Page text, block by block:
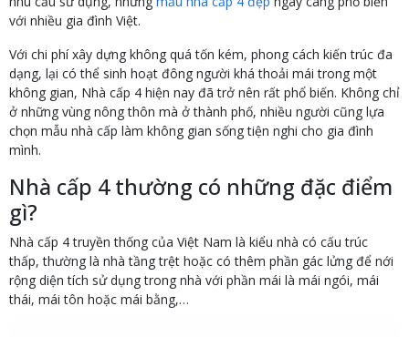
với nhiều gia đình Việt.
Với chi phí xây dựng không quá tốn kém, phong cách kiến trúc đa
dạng, lại có thể sinh hoạt đông người khá thoải mái trong một
không gian, Nhà cấp 4 hiện nay đã trở nên rất phổ biến. Không chỉ
ở những vùng nông thôn mà ở thành phố, nhiều người cũng lựa
chọn mẫu nhà cấp làm không gian sống tiện nghi cho gia đình
mình.
Nhà cấp 4 thường có những đặc điểm
gì?
Nhà cấp 4 truyền thống của Việt Nam là kiểu nhà có cấu trúc
thấp, thường là nhà tầng trệt hoặc có thêm phần gác lửng để nới
rộng diện tích sử dụng trong nhà với phần mái là mái ngói, mái
thái, mái tôn hoặc mái bằng,…